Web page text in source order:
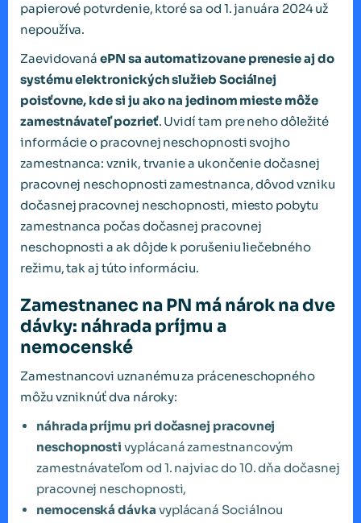
papierové potvrdenie, ktoré sa od 1. januára 2024 už
nepoužíva.
ZaevidovanáePN sa automatizovane prenesie aj do
systému elektronických služieb Sociálnej
poisťovne, kde si ju ako na jedinom mieste môže
zamestnávateľ pozrieť. Uvidí tam pre neho dôležité
informácie o pracovnej neschopnosti svojho
zamestnanca: vznik, trvanie a ukončenie dočasnej
pracovnej neschopnosti zamestnanca, dôvod vzniku
dočasnej pracovnej neschopnosti, miesto pobytu
zamestnanca počas dočasnej pracovnej
neschopnosti a ak dôjde k porušeniu liečebného
režimu, tak aj túto informáciu.
Zamestnanec na PN má nárok na dve
dávky: náhrada príjmu a
nemocenské
Zamestnancovi uznanému za práceneschopného
môžu vzniknúť dva nároky:
náhrada príjmu pri dočasnej pracovnej
neschopnosti vyplácaná zamestnancovým
zamestnávateľom od 1. najviac do 10. dňa dočasnej
pracovnej neschopnosti,
nemocenská dávka vyplácaná Sociálnou